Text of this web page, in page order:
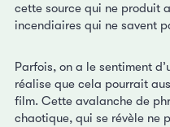
cette source qui ne produit
incendiaires qui ne savent
Parfois, on a le sentiment
réalise que cela pourrait
film. Cette avalanche de
chaotique, qui se révèle ne